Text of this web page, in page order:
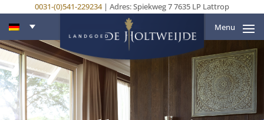
0031-(0)541-229234| Adres: Spiekweg 7 7635 LP Lattrop
Menu